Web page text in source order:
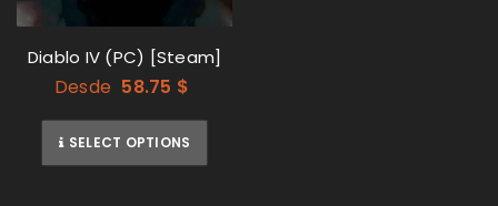
Diablo IV (PC) [Steam]
Desde 58.75 $
SELECT OPTIONS